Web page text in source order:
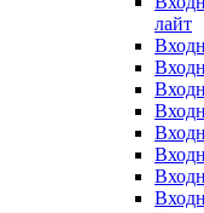
лайт